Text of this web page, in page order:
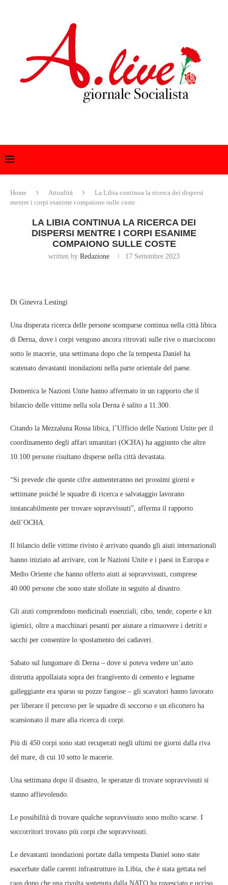
Home Attualità
La Libia continua la ricerca dei dispersi
mentre i corpi esanime compaiono sulle coste
LA LIBIA CONTINUA LA RICERCA DEI
DISPERSI MENTRE I CORPI ESANIME
COMPAIONO SULLE COSTE
written by Redazione 17 Settembre 2023
Di Ginevra Lestingi
Una disperata ricerca delle persone scomparse continua nella città libica
di Derna, dove i corpi vengono ancora ritrovati sulle rive o marciscono
sotto le macerie, una settimana dopo che la tempesta Daniel ha
scatenato devastanti inondazioni nella parte orientale del paese.
Domenica le Nazioni Unite hanno affermato in un rapporto che il
bilancio delle vittime nella sola Derna è salito a 11.300.
Citando la Mezzaluna Rossa libica, l’Ufficio delle Nazioni Unite per il
coordinamento degli affari umanitari (OCHA) ha aggiunto che altre
10.100 persone risultano disperse nella città devastata.
“Si prevede che queste cifre aumenteranno nei prossimi giorni e
settimane poiché le squadre di ricerca e salvataggio lavorano
instancabilmente per trovare sopravvissuti”, afferma il rapporto
dell’OCHA.
Il bilancio delle vittime rivisto è arrivato quando gli aiuti internazionali
hanno iniziato ad arrivare, con le Nazioni Unite e i paesi in Europa e
Medio Oriente che hanno offerto aiuti ai sopravvissuti, comprese
40.000 persone che sono state sfollate in seguito al disastro.
Gli aiuti comprendono medicinali essenziali, cibo, tende, coperte e kit
igienici, oltre a macchinari pesanti per aiutare a rimuovere i detriti e
sacchi per consentire lo spostamento dei cadaveri.
Sabato sul lungomare di Derna – dove si poteva vedere un’auto
distrutta appollaiata sopra dei frangivento di cemento e legname
galleggiante era sparso su pozze fangose ​​– gli scavatori hanno lavorato
per liberare il percorso per le squadre di soccorso e un elicottero ha
scansionato il mare alla ricerca di corpi.
Più di 450 corpi sono stati recuperati negli ultimi tre giorni dalla riva
del mare, di cui 10 sotto le macerie.
Una settimana dopo il disastro, le speranze di trovare sopravvissuti si
stanno affievolendo.
Le possibilità di trovare qualche sopravvissuto sono molto scarse. I
soccorritori trovano più corpi che sopravvissuti.
Le devastanti inondazioni portate dalla tempesta Daniel sono state
esacerbate dalle carenti infrastrutture in Libia, che è stata gettata nel
caos dopo che una rivolta sostenuta dalla NATO ha rovesciato e ucciso